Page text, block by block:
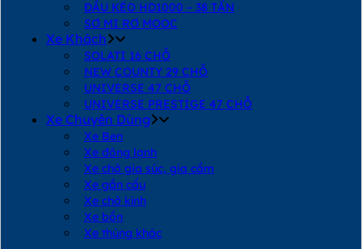
ĐẦU KÉO HD1000 – 38 TẤN
SƠ MI RƠ MOOC
Xe Khách
SOLATI 16 CHỖ
NEW COUNTY 29 CHỖ
UNIVERSE 47 CHỖ
UNIVERSE PRESTIGE 47 CHỖ
Xe Chuyên Dùng
Xe Ben
Xe đông lạnh
Xe chở gia súc, gia cầm
Xe gắn cẩu
Xe chở kính
Xe bồn
Xe thùng khác